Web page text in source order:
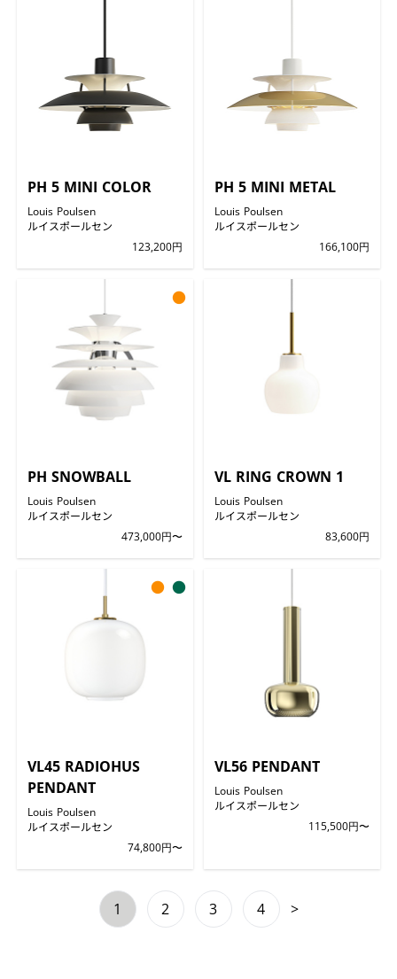
PH 5 MINI COLOR
Louis Poulsen
ルイスポールセン
123,200円
PH 5 MINI METAL
Louis Poulsen
ルイスポールセン
166,100円
PH SNOWBALL
Louis Poulsen
ルイスポールセン
473,000円〜
●
VL RING CROWN 1
Louis Poulsen
ルイスポールセン
83,600円
VL45 RADIOHUS
PENDANT
Louis Poulsen
ルイスポールセン
74,800円〜
● ●
VL56 PENDANT
Louis Poulsen
ルイスポールセン
115,500円〜
1 2 3 4 >